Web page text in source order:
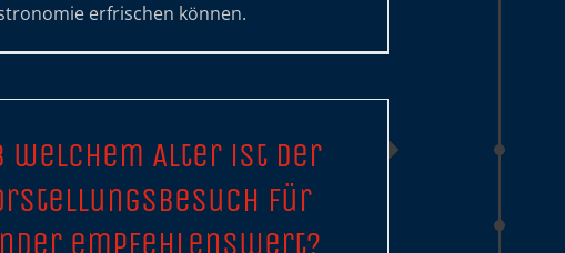
erfrischen können.
welchem Alter ist der
für
empfehlenswert?